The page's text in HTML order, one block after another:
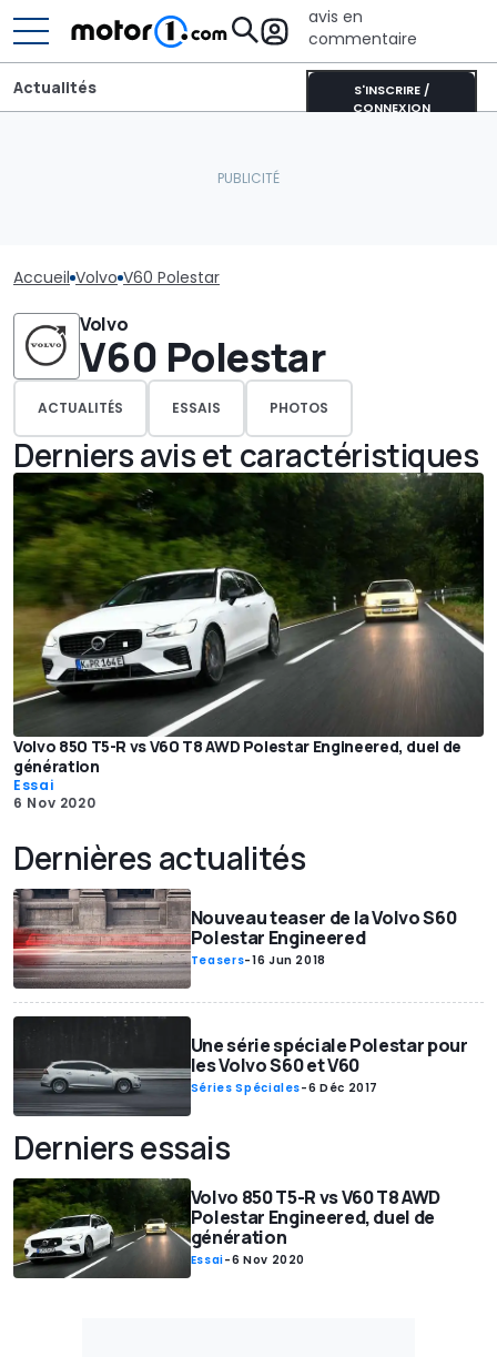
avis en
commentaire
S'INSCRIRE /
CONNEXION
Actualités
Accueil Volvo V60 Polestar
Volvo
V60 Polestar
ACTUALITÉS ESSAIS PHOTOS
Derniers avis et caractéristiques
Volvo 850 T5-R vs V60 T8 AWD Polestar Engineered, duel de
génération
Essai
6 Nov 2020
Dernières actualités
Nouveau teaser de la Volvo S60
Polestar Engineered
Teasers-16 Jun 2018
Une série spéciale Polestar pour
les Volvo S60 et V60
Séries Spéciales-6 Déc 2017
Derniers essais
Volvo 850 T5-R vs V60 T8 AWD
Polestar Engineered, duel de
génération
Essai-6 Nov 2020